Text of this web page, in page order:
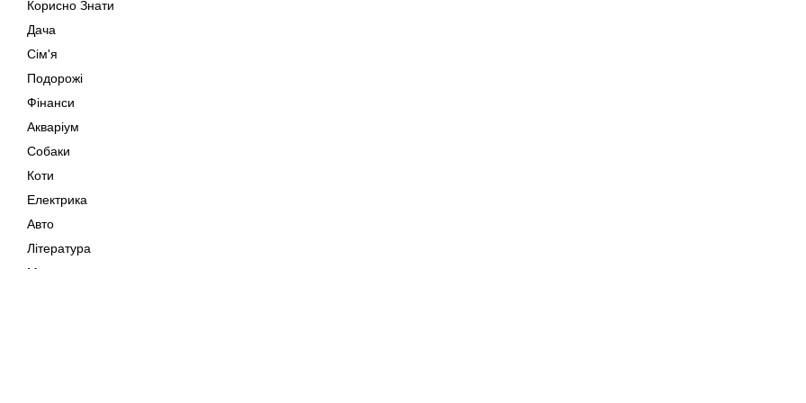
Корисно Знати
Дача
Сім'я
Подорожі
Фінанси
Акваріум
Собаки
Коти
Електрика
Авто
Література
Музика